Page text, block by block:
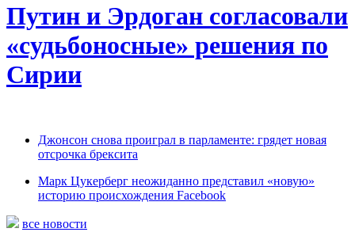
Путин и Эрдоган согласовали
«судьбоносные» решения по
Сирии
Джонсон снова проиграл в парламенте: грядет новая
отсрочка брексита
Марк Цукерберг неожиданно представил «новую»
историю происхождения Facebook
все новости